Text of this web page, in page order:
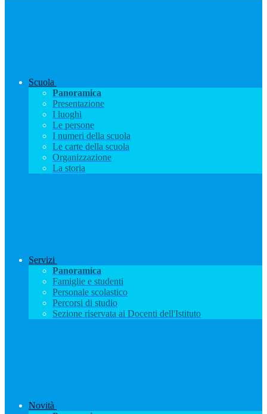
Scuola
Panoramica
Presentazione
I luoghi
Le persone
I numeri della scuola
Le carte della scuola
Organizzazione
La storia
Servizi
Panoramica
Famiglie e studenti
Personale scolastico
Percorsi di studio
Sezione riservata ai Docenti dell'Istituto
Novità